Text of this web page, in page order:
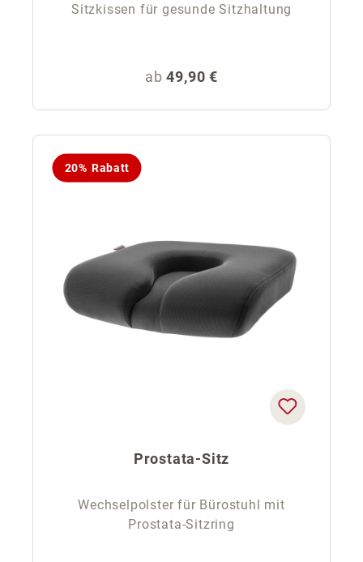
Sitzkissen für gesunde Sitzhaltung
Regulärer Preis:
ab49,90 €
20% Rabatt
Prostata-Sitz
Wechselpolster für Bürostuhl mit
Prostata-Sitzring